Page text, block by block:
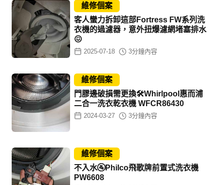
維修個案
客人蠻力拆卸這部Fortress FW系列洗
衣機的過濾器，意外扭爆濾網堵塞排水
😖
2025-07-18 3分鐘內容
維修個案
門膠邊破損需更換🛠Whirlpool惠而浦
二合一洗衣乾衣機 WFCR86430
2024-03-27 3分鐘內容
維修個案
不入水🚰Philco飛歌牌前置式洗衣機
PW6608